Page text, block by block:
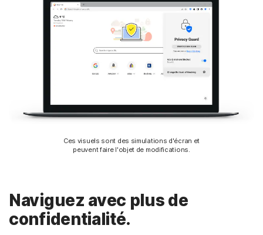
Ces visuels sont des simulations d'écran et
peuvent faire l'objet de modifications.
Naviguez avec plus de
confidentialité.